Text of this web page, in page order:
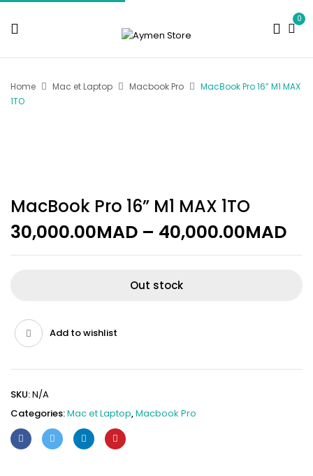
0
Home Mac et Laptop Macbook Pro
MacBook Pro 16” M1 MAX
1TO
MacBook Pro 16” M1 MAX 1TO
30,000.00MAD – 40,000.00MAD
Out stock
Add to wishlist
SKU:N/A
Categories:Mac et Laptop,Macbook Pro